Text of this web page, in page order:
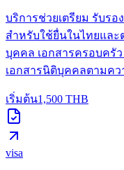
บริการช่วยเตรียม รับรอ
สำหรับใช้ยื่นในไทยและ
บุคคล เอกสารครอบครัว
เอกสารนิติบุคคลตามค
เริ่มต้น1,500 THB
visa